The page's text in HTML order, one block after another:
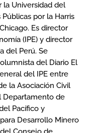
la Universidad del
por la Harris
Es director
(IPE) y director
del Perú. Se
del Diario El
del IPE entre
la Asociación Civil
Departamento de
Pacífico y
Desarrollo Minero